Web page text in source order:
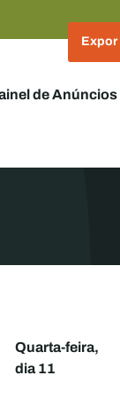
de Anúncios
Quarta-feira,
dia 11